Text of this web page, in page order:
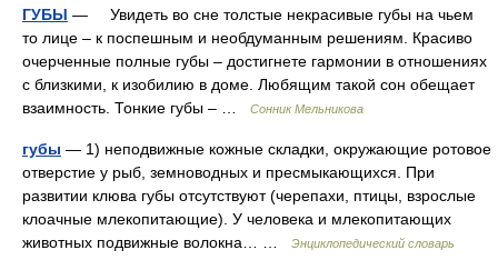
ГУБЫ — Увидеть во сне толстые некрасивые губы на чьем
то лице – к поспешным и необдуманным решениям. Красиво
очерченные полные губы – достигнете гармонии в отношениях
с близкими, к изобилию в доме. Любящим такой сон обещает
взаимность. Тонкие губы – …
Сонник Мельникова
губы — 1) неподвижные кожные складки, окружающие ротовое
отверстие у рыб, земноводных и пресмыкающихся. При
развитии клюва губы отсутствуют (черепахи, птицы, взрослые
клоачные млекопитающие). У человека и млекопитающих
животных подвижные волокна… …
Энциклопедический словарь